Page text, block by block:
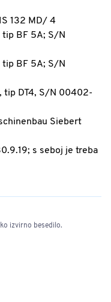
132 MD/ 4
BF 5A; S/N
BF 5A; S/N
tip DT4, S/N 00402-
Siebert
s seboj je treba
izvirno besedilo.